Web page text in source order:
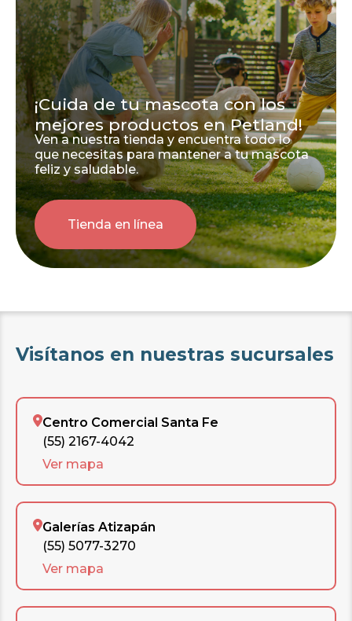
¡Cuida de tu mascota con los
mejores productos en Petland!
Ven a nuestra tienda y encuentra todo lo
que necesitas para mantener a tu mascota
feliz y saludable.
Tienda en línea
Visítanos en nuestras sucursales
Centro Comercial Santa Fe
(55) 2167-4042
Ver mapa
Galerías Atizapán
(55) 5077-3270
Ver mapa